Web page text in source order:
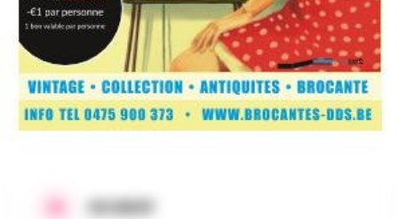
Super brocante
brocante Collection Vintage Puces
Sur 6000M2
EN BREF